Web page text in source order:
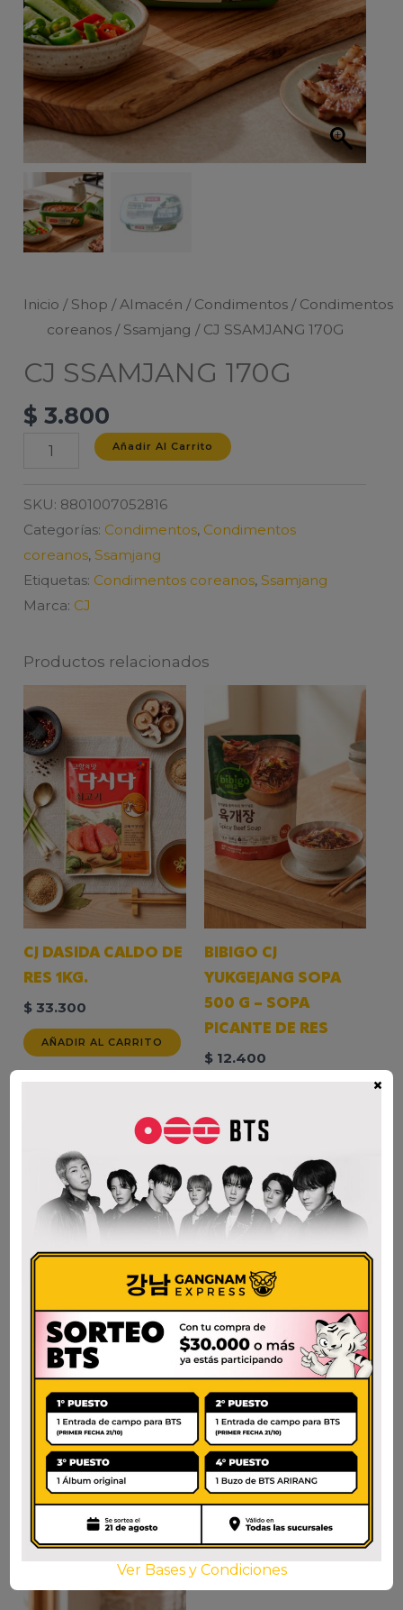
Inicio / Shop /Almacén / Condimentos / Condimentos
coreanos/ Ssamjang / CJ SSAMJANG 170G
CJ SSAMJANG 170G
$ 3.800
170G
cantidad
Añadir Al Carrito
SKU: 8801007052816
Categorías: Condimentos, Condimentos
coreanos,Ssamjang
Etiquetas: Condimentos coreanos,Ssamjang
Marca: CJ
Productos relacionados
CJ DASIDA CALDO DE
RES 1KG.
$ 33.300
AÑADIR AL CARRITO
BIBIGO CJ
YUKGEJANG SOPA
500 G – SOPA
PICANTE DE RES
$12.400
CJ SALSA CHAMCHI
ATUN 500G
13.700
AÑADIR AL CARRITO
SEMPIO SALSA KALBI
300G
$6.700
AÑADIR AL CARRITO
Ver Bases y Condiciones
×